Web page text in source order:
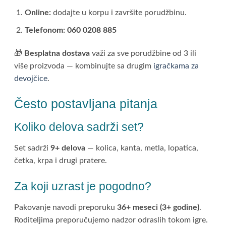
Online: dodajte u korpu i završite porudžbinu.
Telefonom: 060 0208 885
🎁 Besplatna dostava važi za sve porudžbine od 3 ili
više proizvoda — kombinujte sa drugim igračkama za
devojčice.
Često postavljana pitanja
Koliko delova sadrži set?
Set sadrži9+ delova — kolica, kanta, metla, lopatica,
četka, krpa i drugi pratere.
Za koji uzrast je pogodno?
Pakovanje navodi preporuku36+ meseci (3+ godine).
Roditeljima preporučujemo nadzor odraslih tokom igre.